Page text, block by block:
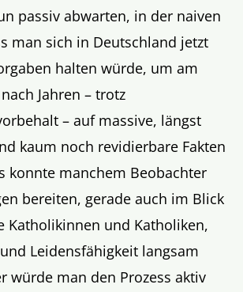
passiv abwarten, in der naiven
man sich in Deutschland jetzt
halten würde, um am
Jahren – trotz
– auf massive, längst
kaum noch revidierbare Fakten
konnte manchem Beobachter
bereiten, gerade auch im Blick
Katholikinnen und Katholiken,
Leidensfähigkeit langsam
würde man den Prozess aktiv